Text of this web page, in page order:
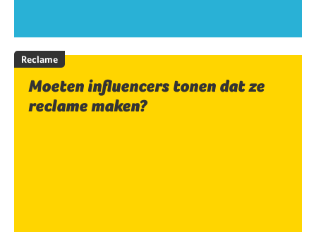
Reclame
Moeten influencers tonen dat ze
reclame maken?